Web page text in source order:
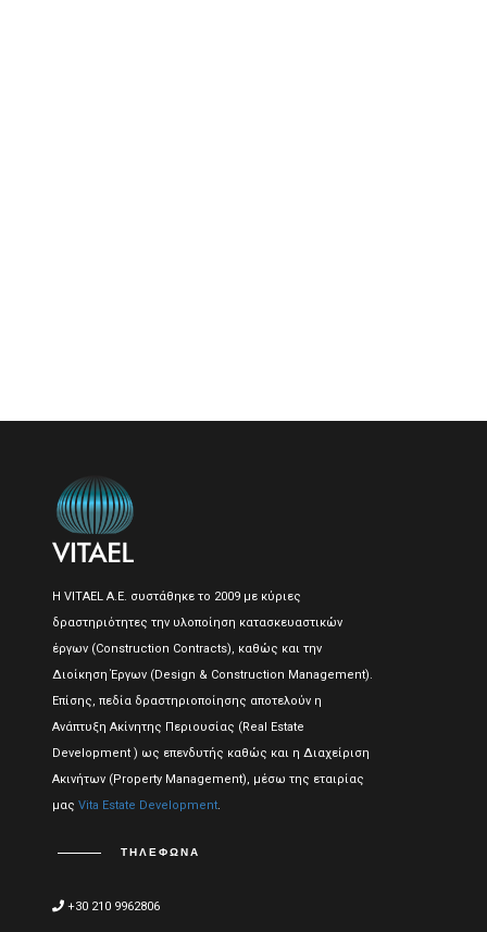
Η VITAEL A.E. συστάθηκε το 2009 με κύριες
δραστηριότητες την υλοποίηση κατασκευαστικών
έργων (Construction Contracts), καθώς και την
Διοίκηση Έργων (Design & Construction Management).
Επίσης, πεδία δραστηριοποίησης αποτελούν η
Ανάπτυξη Ακίνητης Περιουσίας (Real Estate
Development ) ως επενδυτής καθώς και η Διαχείριση
Ακινήτων (Property Management), μέσω της εταιρίας
μας Vita Estate Development.
ΤΗΛΈΦΩΝΑ
+30 210 9962806